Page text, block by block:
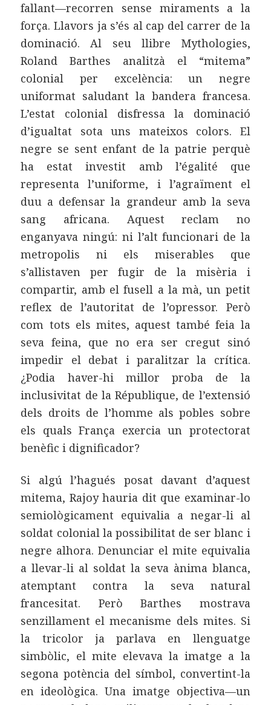
fallant—recorren sense miraments a la
força. Llavors ja s’és al cap del carrer de la
dominació. Al seu llibre Mythologies,
Roland Barthes analitzà el “mitema”
colonial per excelència: un negre
uniformat saludant la bandera francesa.
L’estat colonial disfressa la dominació
d’igualtat sota uns mateixos colors. El
negre se sent enfant de la patrie perquè
ha estat investit amb l’égalité que
representa l’uniforme, i l’agraïment el
duu a defensar la grandeur amb la seva
sang africana. Aquest reclam no
enganyava ningú: ni l’alt funcionari de la
metropolis ni els miserables que
s’allistaven per fugir de la misèria i
compartir, amb el fusell a la mà, un petit
reflex de l’autoritat de l’opressor. Però
com tots els mites, aquest també feia la
seva feina, que no era ser cregut sinó
impedir el debat i paralitzar la crítica.
¿Podia haver-hi millor proba de la
inclusivitat de la République, de l’extensió
dels droits de l’homme als pobles sobre
els quals França exercia un protectorat
benèfic i dignificador?
Si algú l’hagués posat davant d’aquest
mitema, Rajoy hauria dit que examinar-lo
semiològicament equivalia a negar-li al
soldat colonial la possibilitat de ser blanc i
negre alhora. Denunciar el mite equivalia
a llevar-li al soldat la seva ànima blanca,
atemptant contra la seva natural
francesitat. Però Barthes mostrava
senzillament el mecanisme dels mites. Si
la tricolor ja parlava en llenguatge
simbòlic, el mite elevava la imatge a la
segona potència del símbol, convertint-la
en ideològica. Una imatge objectiva—un